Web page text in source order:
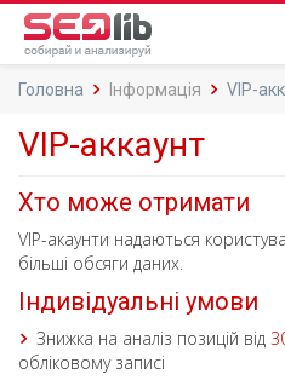
Головна Інформація VIP-
VIP-аккаунт
Хто може отримати
VIP-акаунти надаються
більші обсяги даних.
Індивідуальні умови
Знижка на аналіз позицій від
обліковому записі